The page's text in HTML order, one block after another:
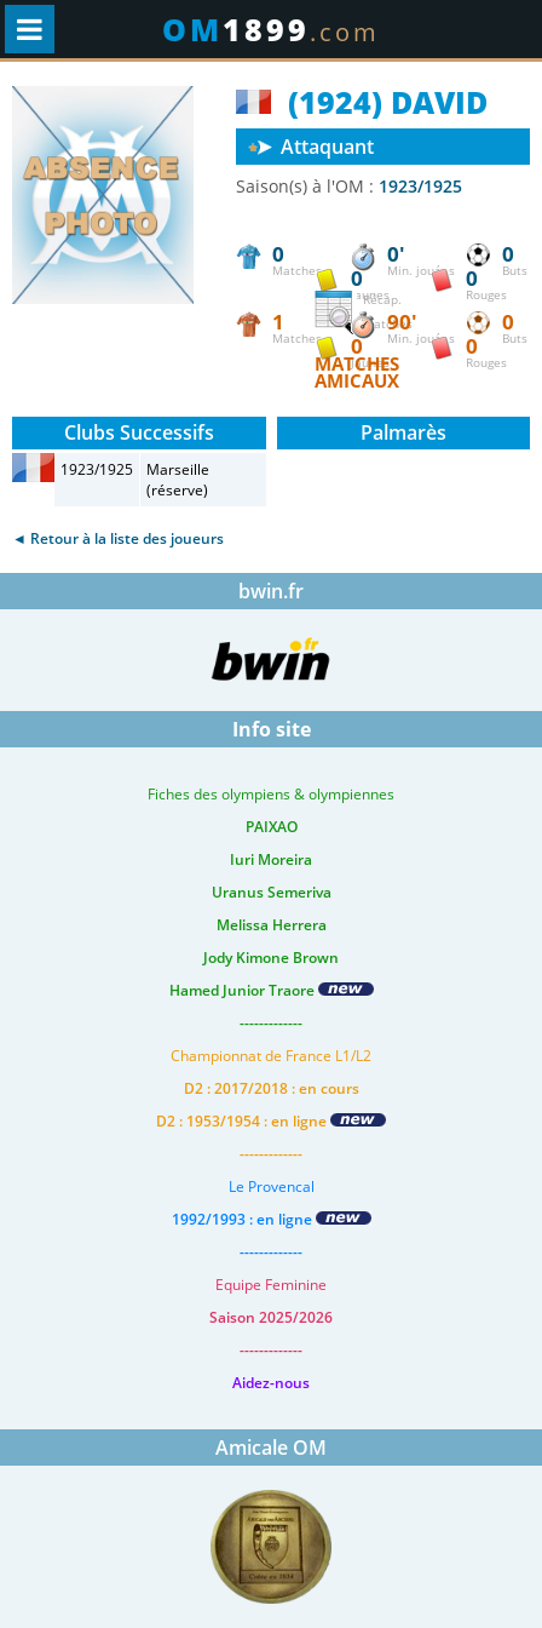
OM1899.com
(1924) DAVID
Attaquant
Saison(s) à l'OM : 1923/1925
0
Matches
0'
Min. jouées
0
Buts
0
Jaunes
0
Rouges
Récap.
matches
1
Matches
90'
Min. jouées
0
Buts
0
Jaunes
0
Rouges
MATCHES
AMICAUX
Clubs Successifs
1923/1925
Marseille
(réserve)
Palmarès
◄ Retour à la liste des joueurs
bwin.fr
Info site
Fiches des olympiens & olympiennes
PAIXAO
Iuri Moreira
Uranus Semeriva
Melissa Herrera
Jody Kimone Brown
Hamed Junior Traore
-------------
Championnat de France L1/L2
D2 : 2017/2018 : en cours
D2 : 1953/1954 : en ligne
-------------
Le Provencal
1992/1993 : en ligne
-------------
Equipe Feminine
Saison 2025/2026
-------------
Aidez-nous
Amicale OM